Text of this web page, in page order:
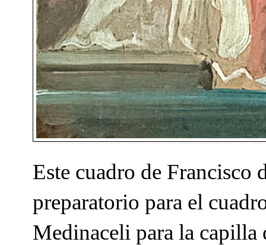
Este cuadro de Francisco
preparatorio para el
Medinaceli para la capilla